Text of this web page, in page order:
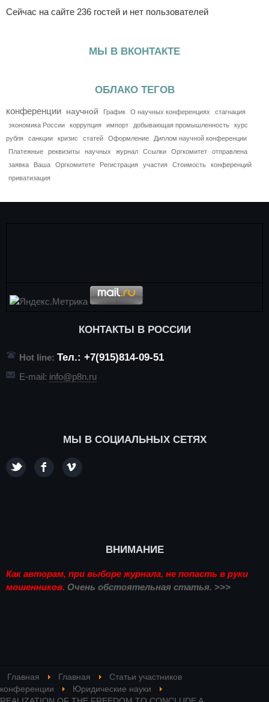
Сейчас на сайте 236 гостей и нет пользователей
МЫ В ВКОНТАКТЕ
ОБЛАКО ТЕГОВ
конференции научной График О научных конференциях
стагнация
экономика России
коррупция импорт добывающая промышленность
курс
рубля
санкции кризис статей Оформление
Диплом научной конференции
Платежные
реквизиты научных журнал Ссылки Оргкомитет
отправлена
заявка
Ваша Оргкомитете Регистрация участия Стоимость
конференций
приватизация
КОНТАКТЫ В РОССИИ
Hot line: Тел.: +7(915)814-09-51
E-mail: info@p8n.ru
МЫ В СОЦИАЛЬНЫХ СЕТЯХ
ВНИМАНИЕ
Как авторам, при выборе журнала, не попасть в руки
мошенников. Очень обстоятельная статья. >>>
Главная Главная
Статьи участников
конференции
Юридические науки